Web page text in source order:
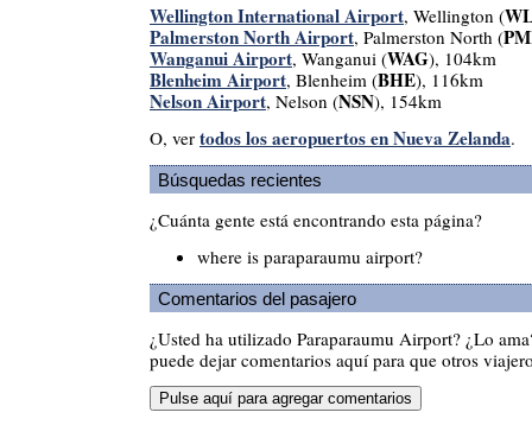
Wellington International Airport, Wellington (
Palmerston North Airport, Palmerston North (
Wanganui Airport, Wanganui (WAG), 104km
Blenheim Airport, Blenheim (BHE), 116km
Nelson Airport, Nelson (NSN), 154km
O, ver todos los aeropuertos en Nueva Zelanda.
Búsquedas recientes
¿Cuánta gente está encontrando esta página?
where is paraparaumu airport?
Comentarios del pasajero
¿Usted ha utilizado Paraparaumu Airport? ¿Lo
puede dejar comentarios aquí para que otros